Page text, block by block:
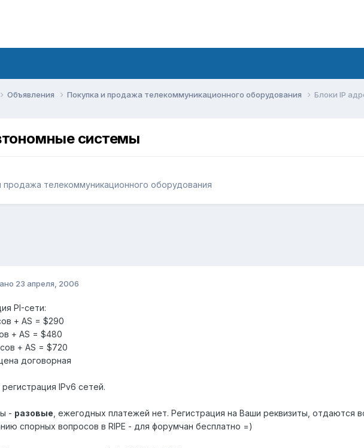
Объявления Покупка и продажа телекоммуникационного оборудования Блоки IP
системы
продажа телекоммуникационного оборудования
23 апреля, 2006
PI-сети:
+ AS = $290
+ AS = $480
+ AS = $720
договорная
IPv6 сетей.
- разовые , ежегодных платежей нет. Регистрация на Ваши реквизиты, отдаются
спорных вопросов в RIPE - для форумчан бесплатно =)